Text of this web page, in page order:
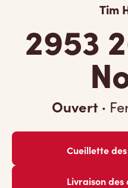
Tim
2953
Ouvert ·
Cueillette
Livraison des